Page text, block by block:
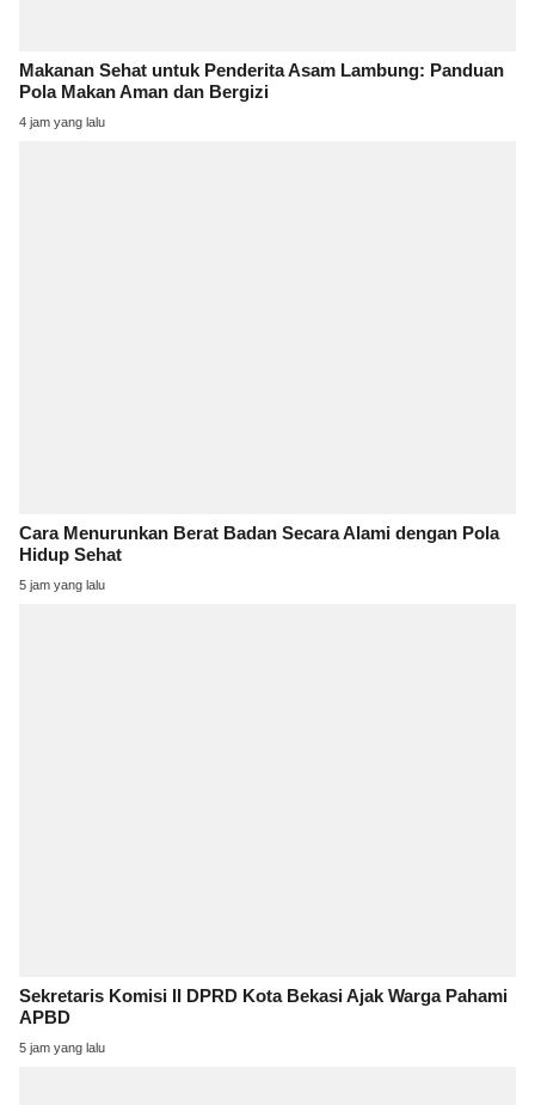
Makanan Sehat untuk Penderita Asam Lambung: Panduan
Pola Makan Aman dan Bergizi
4 jam yang lalu
Cara Menurunkan Berat Badan Secara Alami dengan Pola
Hidup Sehat
5 jam yang lalu
Sekretaris Komisi II DPRD Kota Bekasi Ajak Warga Pahami
APBD
5 jam yang lalu